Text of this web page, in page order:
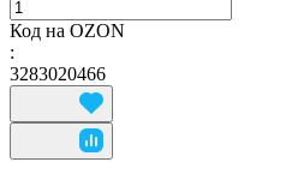
Код на OZON
:
3283020466